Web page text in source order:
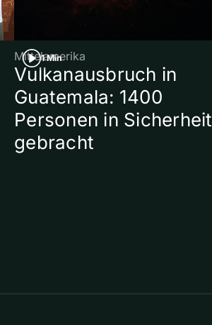
1 Min
Mittelamerika
Vulkanausbruch in
Guatemala: 1400
Personen in Sicherheit
gebracht